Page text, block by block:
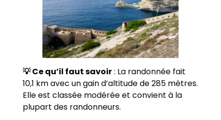
💡 Ce qu’il faut savoir: La randonnée fait
10,1 km avec un gain d’altitude de 285 mètres.
Elle est classée modérée et convient à la
plupart des randonneurs.